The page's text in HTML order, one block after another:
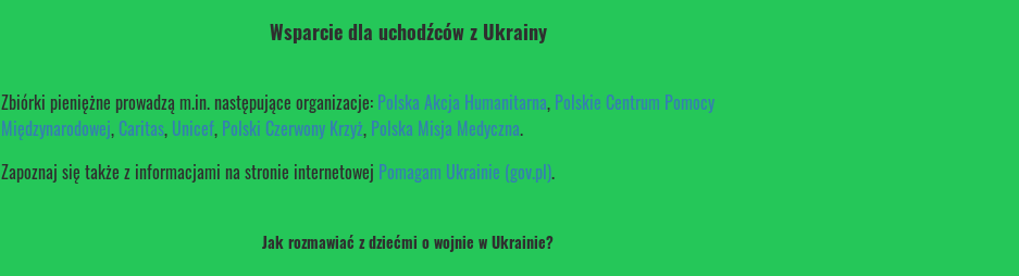
Wsparcie dla uchodźców z Ukrainy
Zbiórki pieniężne prowadzą m.in. następujące organizacje: Polska Akcja Humanitarna, Polskie Centrum Pomocy
Międzynarodowej, Caritas, Unicef, Polski Czerwony Krzyż, Polska Misja Medyczna.
Zapoznaj się także z informacjami na stronie internetowej Pomagam Ukrainie (gov.pl).
Jak rozmawiać z dziećmi o wojnie w Ukrainie?